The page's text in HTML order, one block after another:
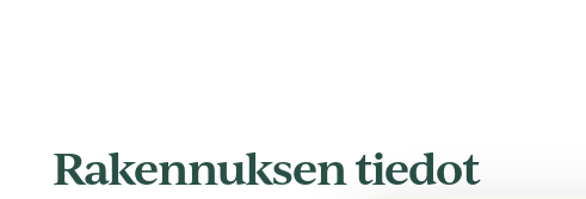
Rakennuksen tiedot